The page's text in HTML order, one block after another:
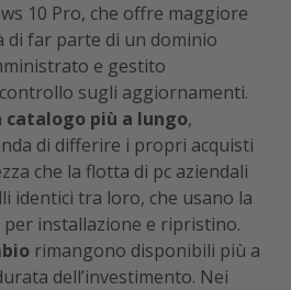
10 Pro, che offre maggiore
di far parte di un dominio
e gestito
sugli aggiornamenti.
catalogo più a lungo,
di differire i propri acquisti
che la flotta di pc aziendali
identici tra loro, che usano la
per installazione e ripristino.
rimangono disponibili più a
dell’investimento. Nei